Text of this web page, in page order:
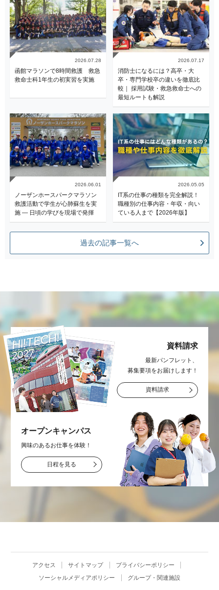
2026.07.28
函館マラソンで8時間救護 救急
救命士科1年生の初実習を実施
2026.07.17
消防士になるには？高卒・大
卒・専門学校卒の違いを徹底比
較｜ 採用試験・救急救命士への
最短ルートも解説
2026.06.01
ノーザンホースパークマラソン
救護活動で学生が心肺蘇生を実
施 ― 日頃の学びを現場で発揮
2026.05.05
IT系の仕事の種類を完全解説！
職種別の仕事内容・年収・向い
ている人まで【2026年版】
過去の記事一覧へ
資料請求
最新パンフレット、
募集要項をお届け します！
資料請求
オープンキャンパス
興味のあるお仕事を体験！
日程を見る
アクセス サイトマップ
プライバシーポリシー
ソーシャルメディアポリシー
グループ・関連施設